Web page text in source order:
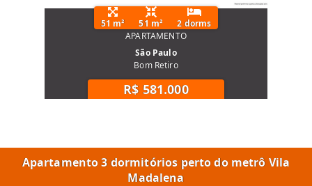
51 m² 51 m²
2 dorms
APARTAMENTO
São Paulo
Bom Retiro
R$ 581.000
Apartamento 3 dormitórios perto do metrô Vila
Madalena